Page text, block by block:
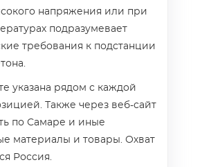
напряжения или при
подразумевает
требования к подстанции
указана рядом с каждой
Также через веб-сайт
по Самаре и иные
материалы и товары. Охват
Россия.